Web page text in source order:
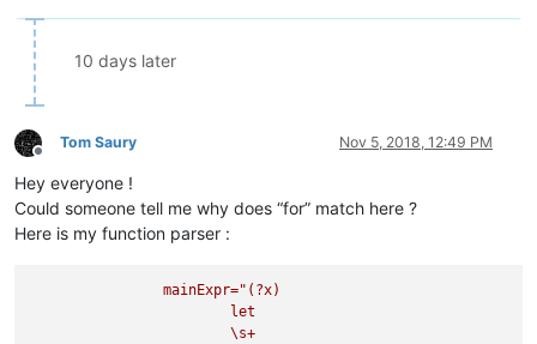
10 days later
Offline
Tom Saury Nov 5, 2018, 12:49 PM
Hey everyone !
Could someone tell me why does “for” match here ?
Here is my function parser :
mainExpr="(?x)
let
\s+